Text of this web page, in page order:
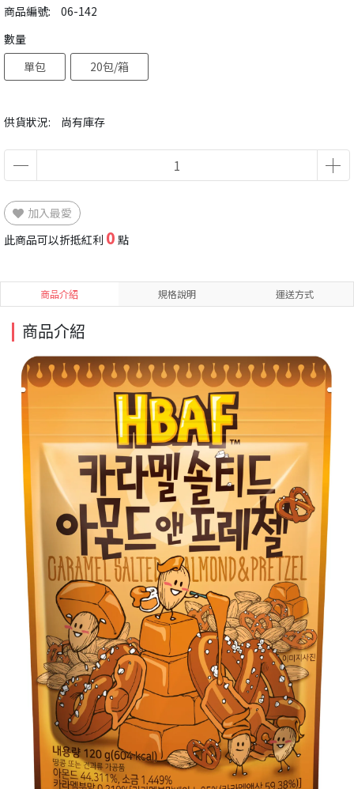
商品編號:
06-142
供貨狀況: 尚有庫存
數量
單包
20包/箱
加入最愛
此商品可以折抵紅利 0 點
商品介紹 規格說明 運送方式
商品介紹